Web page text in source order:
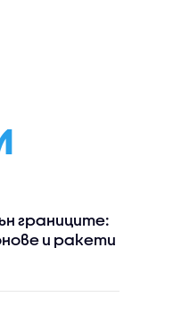
границите:
и ракети